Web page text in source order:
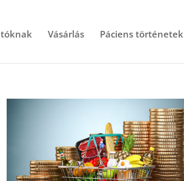
Vásárlás Páciens történetek